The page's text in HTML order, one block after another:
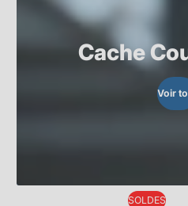
Cache
Voir
SOLDES